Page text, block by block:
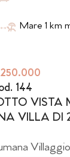
Mare 1 km
144
VISTA
VILLA DI